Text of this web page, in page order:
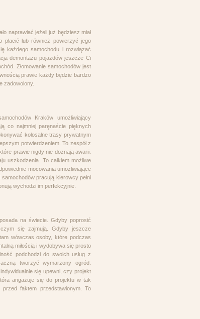
naprawiać jeżeli już będziesz miał
płacić lub również powierzyć jego
każdego samochodu i rozwiązać
demontażu pojazdów jeszcze Ci
Złomowanie samochodów jest
prawie każdy będzie bardzo
zadowolony.
Kraków umożliwiający
co najmniej paręnaście pięknych
kolosalne trasy prywatnym
potwierdzeniem. To zespół z
prawie nigdy nie doznają awarii.
uszkodzenia. To całkiem możliwe
mocowania umożliwiające
pracują kierowcy pełni
wychodzi im perfekcyjnie.
na świecie. Gdyby poprosić
się zajmują. Gdyby jeszcze
wówczas osoby, które podczas
miłością i wydobywa się prosto
podchodzi do swoich usług z
tworzyć wymarzony ogród.
się upewni, czy projekt
angażuje się do projektu w tak
przed faktem przedstawionym. To